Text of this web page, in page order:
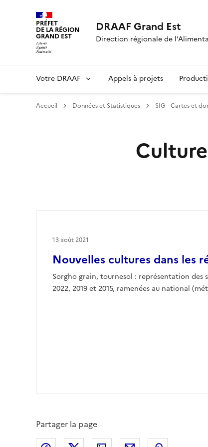
PRÉFET
DE LA RÉGION
GRAND EST
DRAAF Grand Est
Direction régionale de
Votre DRAAF Appels à projets
Accueil Données et Statistiques SIG - Cartes et
Nouvelles cultures dans les
Sorgho grain, tournesol : représentation des
2022, 2019 et 2015, ramenées au national
13 août 2021
Partager la page